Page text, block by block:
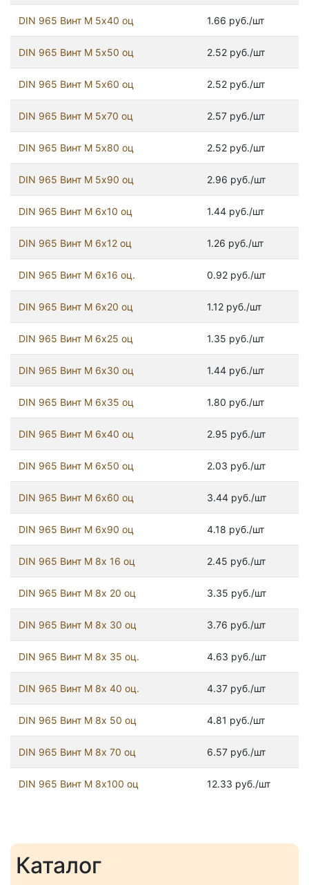
Каталог
DIN 965 Винт М 5х40 оц 1.66 руб./шт
DIN 965 Винт М 5х50 оц 2.52 руб./шт
DIN 965 Винт М 5х60 оц 2.52 руб./шт
DIN 965 Винт М 5х70 оц 2.57 руб./шт
DIN 965 Винт М 5х80 оц 2.52 руб./шт
DIN 965 Винт М 5х90 оц 2.96 руб./шт
DIN 965 Винт М 6х10 оц 1.44 руб./шт
DIN 965 Винт М 6х12 оц 1.26 руб./шт
DIN 965 Винт М 6х16 оц. 0.92 руб./шт
DIN 965 Винт М 6х20 оц 1.12 руб./шт
DIN 965 Винт М 6х25 оц 1.35 руб./шт
DIN 965 Винт М 6х30 оц 1.44 руб./шт
DIN 965 Винт М 6х35 оц 1.80 руб./шт
DIN 965 Винт М 6х40 оц 2.95 руб./шт
DIN 965 Винт М 6х50 оц 2.03 руб./шт
DIN 965 Винт М 6х60 оц 3.44 руб./шт
DIN 965 Винт М 6х90 оц 4.18 руб./шт
DIN 965 Винт М 8х 16 оц 2.45 руб./шт
DIN 965 Винт М 8х 20 оц 3.35 руб./шт
DIN 965 Винт М 8х 30 оц 3.76 руб./шт
DIN 965 Винт М 8х 35 оц. 4.63 руб./шт
DIN 965 Винт М 8х 40 оц. 4.37 руб./шт
DIN 965 Винт М 8х 50 оц 4.81 руб./шт
DIN 965 Винт М 8х 70 оц 6.57 руб./шт
DIN 965 Винт М 8х100 оц 12.33 руб./шт